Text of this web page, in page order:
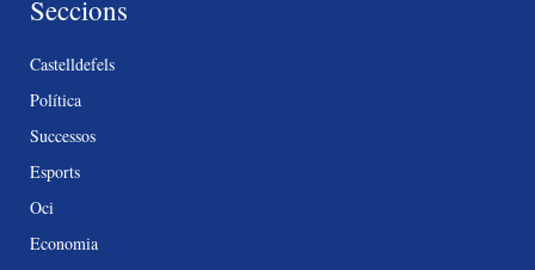
Seccions
Castelldefels
Política
Successos
Esports
Oci
Economia